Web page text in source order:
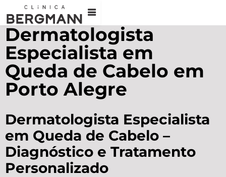
Dermatologista
Especialista em
Queda de Cabelo em
Porto Alegre
Dermatologista Especialista
em Queda de Cabelo –
Diagnóstico e Tratamento
Personalizado